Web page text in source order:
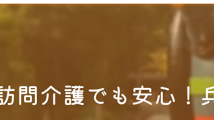
ビジョン
問介護でも安心